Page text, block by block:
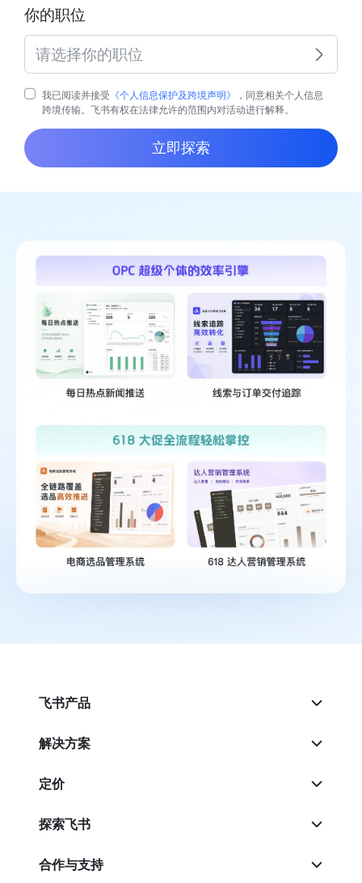
你的职位
请选择你的职位
我已阅读并接受 《个人信息保护及跨境声明》
，同意相关个人信息
跨境传输。飞书有权在法律允许的范围内对活动进行解释。
立即探索
飞书产品
解决方案
定价
探索飞书
合作与支持